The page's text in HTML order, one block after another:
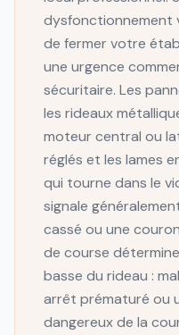
dysfonctionnement
de fermer votre
une urgence
sécuritaire. Les
les rideaux
moteur central ou
réglés et les lames
qui tourne dans le
signale
cassé ou une
de course
basse du rideau :
arrêt prématuré ou
dangereux de la